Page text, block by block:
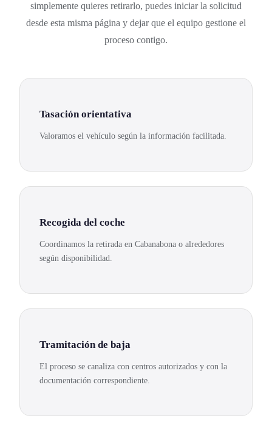
simplemente quieres retirarlo, puedes iniciar la solicitud
desde esta misma página y dejar que el equipo gestione el
proceso contigo.
Tasación orientativa
Valoramos el vehículo según la información facilitada.
Recogida del coche
Coordinamos la retirada en Cabanabona o alrededores
según disponibilidad.
Tramitación de baja
El proceso se canaliza con centros autorizados y con la
documentación correspondiente.